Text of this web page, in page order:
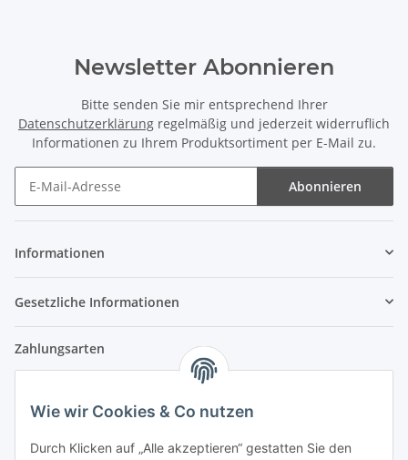
Wie wir Cookies & Co nutzen
Durch Klicken auf „Alle akzeptieren“ gestatten Sie den
Newsletter Abonnieren
Bitte senden Sie mir entsprechend Ihrer
Datenschutzerklärung regelmäßig und jederzeit widerruflich
Informationen zu Ihrem Produktsortiment per E-Mail zu.
Abonnieren
Informationen
Gesetzliche Informationen
Zahlungsarten
Versandpartner